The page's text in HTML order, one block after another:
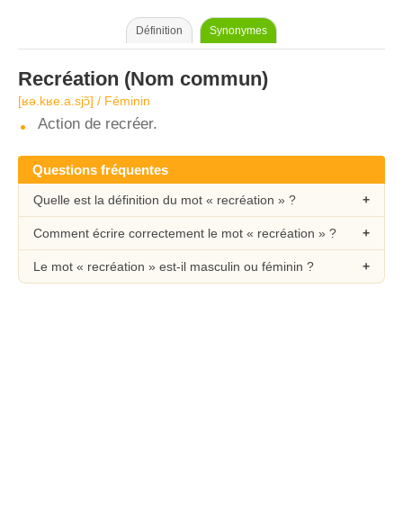
Définition Synonymes
Recréation (Nom commun)
[ʁə.kʁe.a.sjɔ̃] / Féminin
Action de recréer.
Questions fréquentes
Quelle est la définition du mot « recréation » ?
Comment écrire correctement le mot « recréation » ?
Le mot « recréation » est-il masculin ou féminin ?